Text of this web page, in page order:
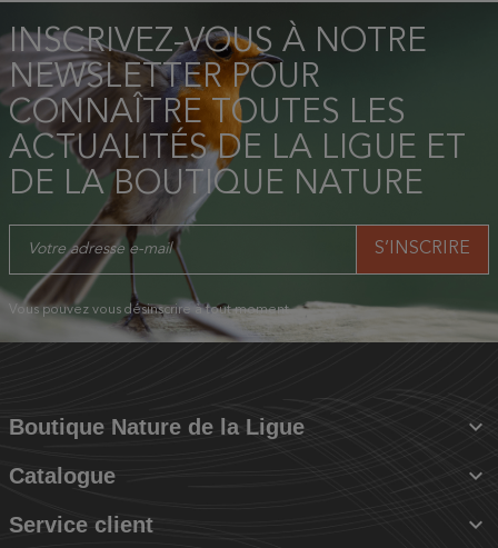
INSCRIVEZ-VOUS À NOTRE
NEWSLETTER POUR
CONNAÎTRE TOUTES LES
ACTUALITÉS DE LA LIGUE ET
DE LA BOUTIQUE NATURE
Vous pouvez vous désinscrire à tout moment.
Boutique Nature de la Ligue 
Catalogue 
Service client 